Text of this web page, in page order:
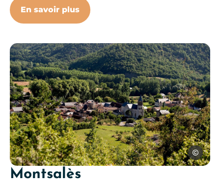
village-monteils-nature, ©
Sylvie
En savoir plus
Montsalès